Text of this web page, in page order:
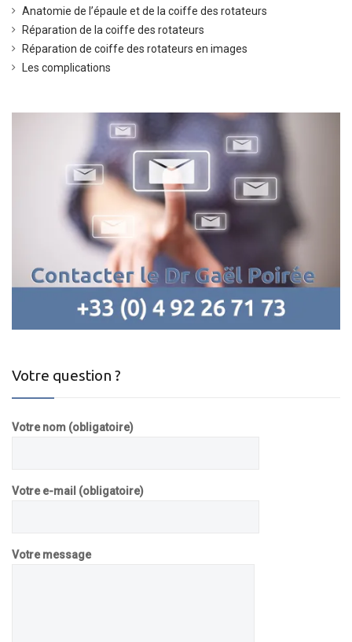
Anatomie de l’épaule et de la coiffe des rotateurs
Réparation de la coiffe des rotateurs
Réparation de coiffe des rotateurs en images
Les complications
Votre question ?
Votre nom (obligatoire)
Votre e-mail (obligatoire)
Votre message